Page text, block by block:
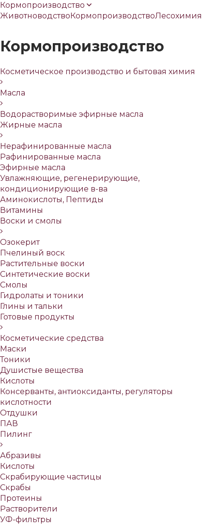
Кормопроизводство
ЖивотноводствоКормопроизводствоЛесохимия
Кормопроизводство
Косметическое производство и бытовая химия
Масла
Водорастворимые эфирные масла
Жирные масла
Нерафинированные масла
Рафинированные масла
Эфирные масла
Увлажняющие, регенерирующие,
кондиционирующие в-ва
Аминокислоты, Пептиды
Витамины
Воски и смолы
Озокерит
Пчелиный воск
Растительные воски
Синтетические воски
Смолы
Гидролаты и тоники
Глины и тальки
Готовые продукты
Косметические средства
Маски
Тоники
Душистые вещества
Кислоты
Консерванты, антиоксиданты, регуляторы
кислотности
Отдушки
ПАВ
Пилинг
Абразивы
Кислоты
Скрабирующие частицы
Скрабы
Протеины
Растворители
УФ-фильтры